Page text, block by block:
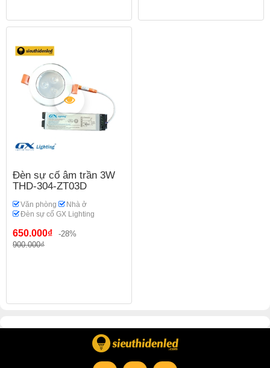
Đèn sự cố âm trần 3W
THD-304-ZT03D
Văn phòng
Nhà ở
Đèn sự cố GX Lighting
650.000₫
-28%
900.000₫